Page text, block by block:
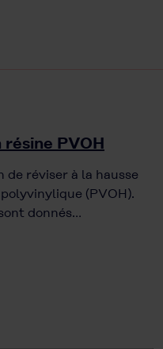
résine PVOH
de réviser à la hausse
(PVOH).
donnés…